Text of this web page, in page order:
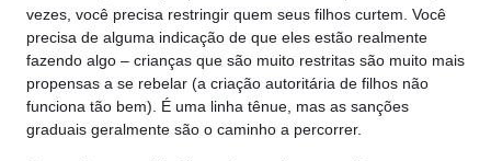
vezes, você precisa restringir quem seus filhos curtem. Você
precisa de alguma indicação de que eles estão realmente
fazendo algo – crianças que são muito restritas são muito mais
propensas a se rebelar (a criação autoritária de filhos não
funciona tão bem). É uma linha tênue, mas as sanções
graduais geralmente são o caminho a percorrer.